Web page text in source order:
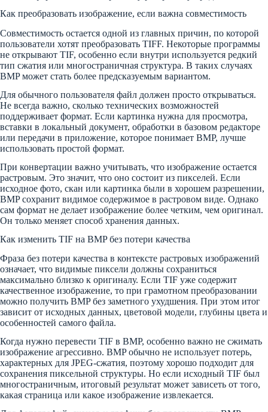
Как преобразовать изображение, если важна совместимость
Совместимость остается одной из главных причин, по которой
пользователи хотят преобразовать TIFF. Некоторые программы
не открывают TIF, особенно если внутри используется редкий
тип сжатия или многостраничная структура. В таких случаях
BMP может стать более предсказуемым вариантом.
Для обычного пользователя файл должен просто открываться.
Не всегда важно, сколько технических возможностей
поддерживает формат. Если картинка нужна для просмотра,
вставки в локальный документ, обработки в базовом редакторе
или передачи в приложение, которое понимает BMP, лучше
использовать простой формат.
При конвертации важно учитывать, что изображение остается
растровым. Это значит, что оно состоит из пикселей. Если
исходное фото, скан или картинка были в хорошем разрешении,
BMP сохранит видимое содержимое в растровом виде. Однако
сам формат не делает изображение более четким, чем оригинал.
Он только меняет способ хранения данных.
Как изменить TIF на BMP без потери качества
Фраза без потери качества в контексте растровых изображений
означает, что видимые пиксели должны сохраниться
максимально близко к оригиналу. Если TIF уже содержит
качественное изображение, то при грамотном преобразовании
можно получить BMP без заметного ухудшения. При этом итог
зависит от исходных данных, цветовой модели, глубины цвета и
особенностей самого файла.
Когда нужно перевести TIF в BMP, особенно важно не сжимать
изображение агрессивно. BMP обычно не использует потерь,
характерных для JPEG-сжатия, поэтому хорошо подходит для
сохранения пиксельной структуры. Но если исходный TIF был
многостраничным, итоговый результат может зависеть от того,
какая страница или какое изображение извлекается.